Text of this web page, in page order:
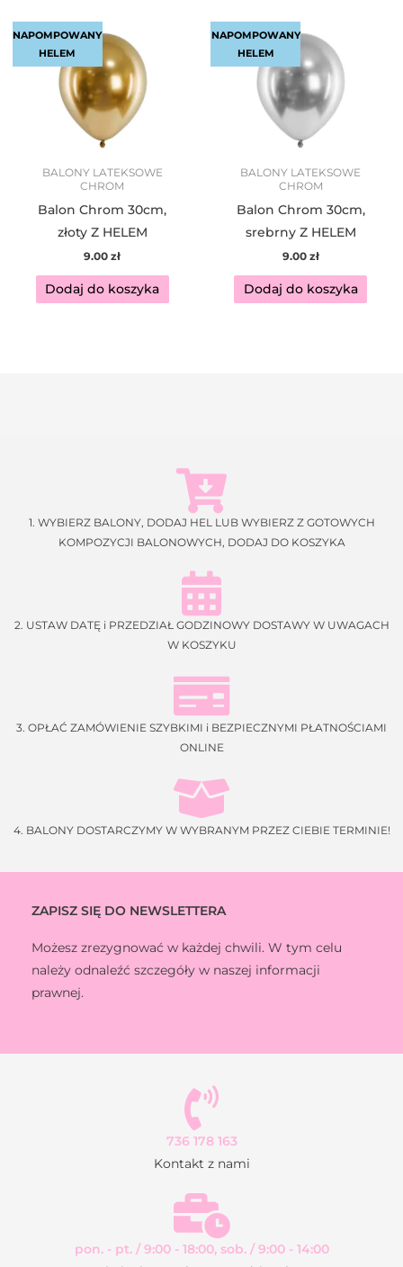
NAPOMPOWANY
HELEM
BALONY LATEKSOWE
CHROM
Balon Chrom 30cm,
złoty Z HELEM
9.00zł
Dodaj do koszyka
NAPOMPOWANY
HELEM
BALONY LATEKSOWE
CHROM
Balon Chrom 30cm,
srebrny Z HELEM
9.00 zł
Dodaj do koszyka
1. WYBIERZ BALONY, DODAJ HEL LUB WYBIERZ Z GOTOWYCH
KOMPOZYCJI BALONOWYCH, DODAJ DO KOSZYKA
2. USTAW DATĘ i PRZEDZIAŁ GODZINOWY DOSTAWY W UWAGACH
W KOSZYKU
3. OPŁAĆ ZAMÓWIENIE SZYBKIMI i BEZPIECZNYMI PŁATNOŚCIAMI
ONLINE
4. BALONY DOSTARCZYMY W WYBRANYM PRZEZ CIEBIE TERMINIE!
ZAPISZ SIĘ DO NEWSLETTERA
Możesz zrezygnować w każdej chwili. W tym celu
należy odnaleźć szczegóły w naszej informacji
prawnej.
736 178 163
Kontakt z nami
pon. - pt. / 9:00 - 18:00, sob. / 9:00 - 14:00